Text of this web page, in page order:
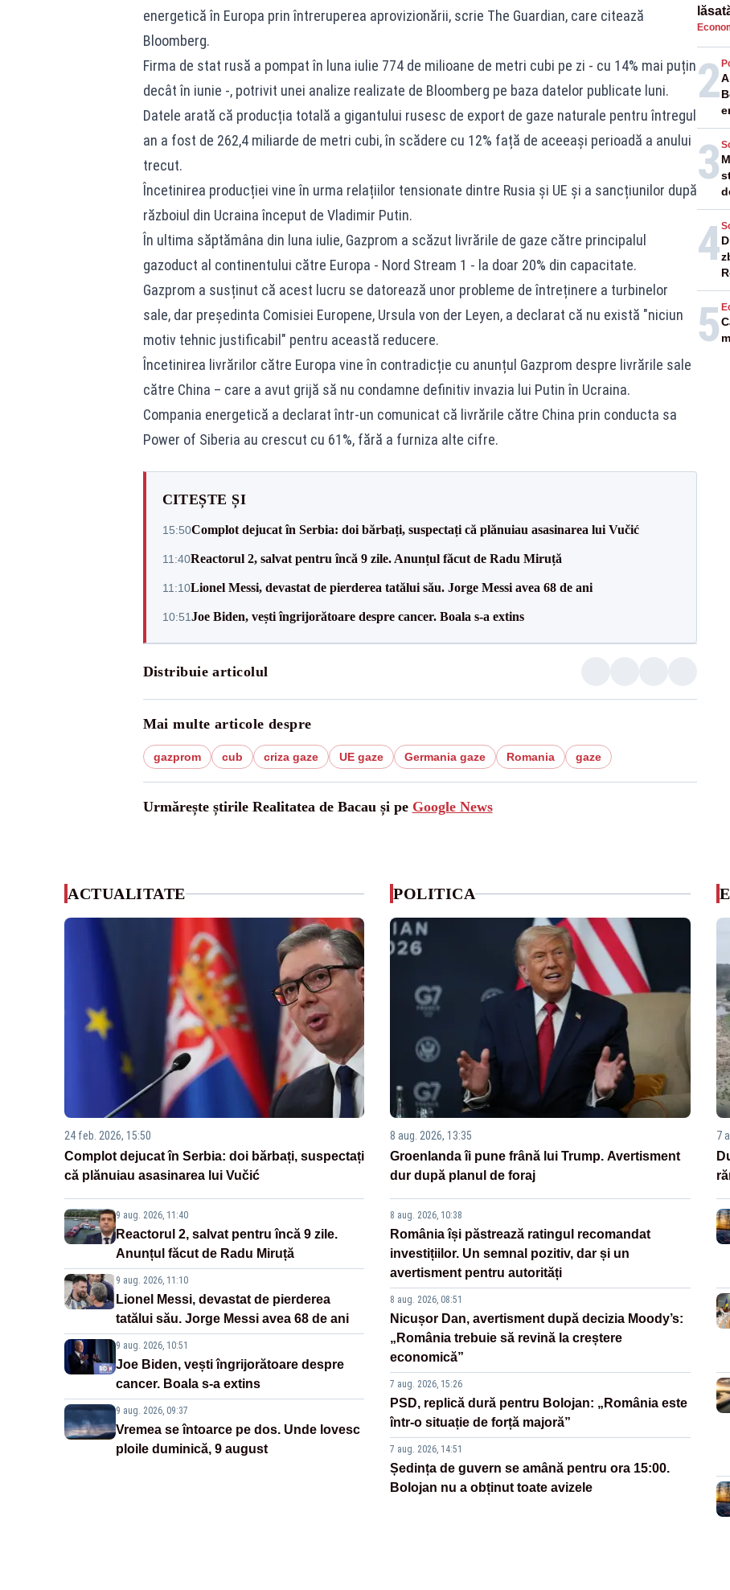
energetică în Europa prin întreruperea aprovizionării, scrie The Guardian, care citează
Bloomberg.
Firma de stat rusă a pompat în luna iulie 774 de milioane de metri cubi pe zi - cu 14% mai puțin
decât în iunie -, potrivit unei analize realizate de Bloomberg pe baza datelor publicate luni.
Datele arată că producția totală a gigantului rusesc de export de gaze naturale pentru întregul
an a fost de 262,4 miliarde de metri cubi, în scădere cu 12% față de aceeași perioadă a anului
trecut.
Încetinirea producției vine în urma relațiilor tensionate dintre Rusia și UE și a sancțiunilor după
războiul din Ucraina început de Vladimir Putin.
În ultima săptămâna din luna iulie, Gazprom a scăzut livrările de gaze către principalul
gazoduct al continentului către Europa - Nord Stream 1 - la doar 20% din capacitate.
Gazprom a susținut că acest lucru se datorează unor probleme de întreținere a turbinelor
sale, dar președinta Comisiei Europene, Ursula von der Leyen, a declarat că nu există "niciun
motiv tehnic justificabil" pentru această reducere.
Încetinirea livrărilor către Europa vine în contradicție cu anunțul Gazprom despre livrările sale
către China – care a avut grijă să nu condamne definitiv invazia lui Putin în Ucraina.
Compania energetică a declarat într-un comunicat că livrările către China prin conducta sa
Power of Siberia au crescut cu 61%, fără a furniza alte cifre.
CITEȘTE ȘI
15:50Complot dejucat în Serbia: doi bărbați, suspectați că plănuiau asasinarea lui Vučić
11:40Reactorul 2, salvat pentru încă 9 zile. Anunțul făcut de Radu Miruță
11:10Lionel Messi, devastat de pierderea tatălui său. Jorge Messi avea 68 de ani
10:51Joe Biden, vești îngrijorătoare despre cancer. Boala s-a extins
Distribuie articolul
Mai multe articole despre
gazprom cub criza gaze UE gaze Germania gaze Romania gaze
Urmărește știrile Realitatea de Bacau și pe Google News
2
3
4
5
ACTUALITATE
24 feb. 2026, 15:50
Complot dejucat în Serbia: doi bărbați, suspectați
că plănuiau asasinarea lui Vučić
9 aug. 2026, 11:40
Reactorul 2, salvat pentru încă 9 zile.
Anunțul făcut de Radu Miruță
9 aug. 2026, 11:10
Lionel Messi, devastat de pierderea
tatălui său. Jorge Messi avea 68 de ani
9 aug. 2026, 10:51
Joe Biden, vești îngrijorătoare despre
cancer. Boala s-a extins
9 aug. 2026, 09:37
Vremea se întoarce pe dos. Unde lovesc
ploile duminică, 9 august
POLITICA
8 aug. 2026, 13:35
Groenlanda îi pune frână lui Trump. Avertisment
dur după planul de foraj
8 aug. 2026, 10:38
România își păstrează ratingul recomandat
investițiilor. Un semnal pozitiv, dar și un
avertisment pentru autorități
8 aug. 2026, 08:51
Nicușor Dan, avertisment după decizia Moody’s:
„România trebuie să revină la creștere
economică”
7 aug. 2026, 15:26
PSD, replică dură pentru Bolojan: „România este
într-o situație de forță majoră”
7 aug. 2026, 14:51
Ședința de guvern se amână pentru ora 15:00.
Bolojan nu a obținut toate avizele
7